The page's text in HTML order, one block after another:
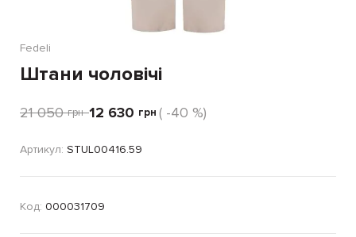
Fedeli
Штани чоловічі
21 050 грн 12 630 грн ( -40 %)
Артикул: STUL00416.59
Код: 000031709